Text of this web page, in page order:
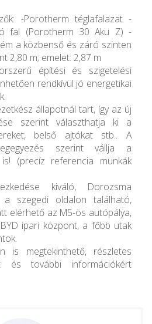
-Porotherm téglafalazat -
fal (Porotherm 30 Aku Z) -
a közbenső és záró szinten
2,80 m; emelet: 2,87 m
építési és szigetelési
rendkívül jó energetikai
állapotnál tart, így az új
szerint választhatja ki a
belső ajtókat stb.. A
szerint vállja a
(precíz referencia munkák
kiváló, Dorozsma
a szegedi oldalon található,
elérhető az M5-ös autópálya,
ipari központ, a főbb utak
is megtekinthető, részletes
és további információkért